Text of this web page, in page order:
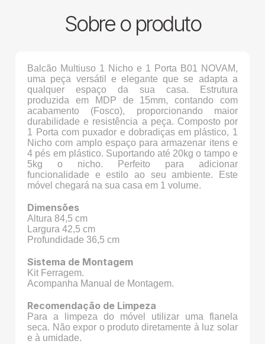
Sobre o produto
Balcão Multiuso 1 Nicho e 1 Porta B01 NOVAM,
uma peça versátil e elegante que se adapta a
qualquer espaço da sua casa. Estrutura
produzida em MDP de 15mm, contando com
acabamento (Fosco), proporcionando maior
durabilidade e resistência a peça. Composto por
1 Porta com puxador e dobradiças em plástico, 1
Nicho com amplo espaço para armazenar itens e
4 pés em plástico. Suportando até 20kg o tampo e
5kg o nicho. Perfeito para adicionar
funcionalidade e estilo ao seu ambiente. Este
móvel chegará na sua casa em 1 volume.
Dimensões
Altura 84,5 cm
Largura 42,5 cm
Profundidade 36,5 cm
Sistema de Montagem
Kit Ferragem.
Acompanha Manual de Montagem.
Recomendação de Limpeza
Para a limpeza do móvel utilizar uma flanela
seca. Não expor o produto diretamente à luz solar
e à umidade.